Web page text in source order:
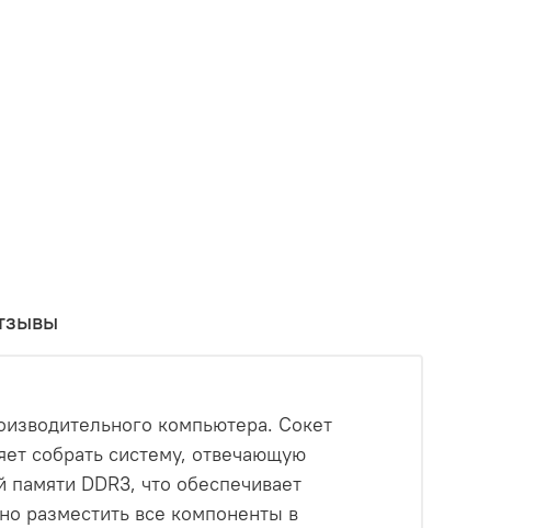
компьютера. Сокет
собрать систему, отвечающую
DDR3, что обеспечивает
разместить все компоненты в